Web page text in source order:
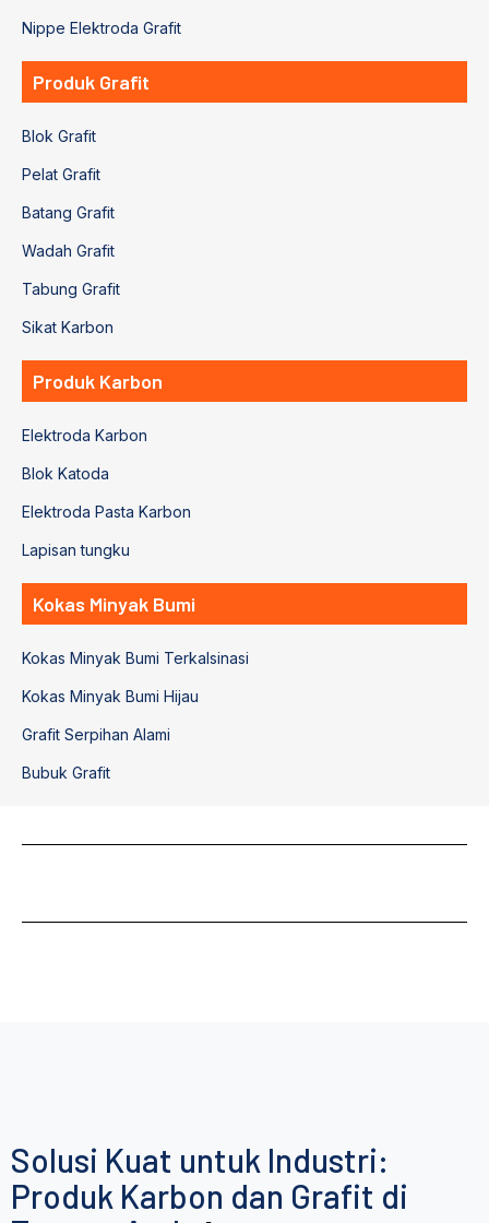
Nippe Elektroda Grafit
Produk Grafit
Blok Grafit
Pelat Grafit
Batang Grafit
Wadah Grafit
Tabung Grafit
Sikat Karbon
Produk Karbon
Elektroda Karbon
Blok Katoda
Elektroda Pasta Karbon
Lapisan tungku
Kokas Minyak Bumi
Kokas Minyak Bumi Terkalsinasi
Kokas Minyak Bumi Hijau
Grafit Serpihan Alami
Bubuk Grafit
Solusi Kuat untuk Industri:
Produk Karbon dan Grafit di